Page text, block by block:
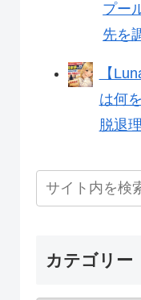
プー
先を
【
は何
脱退
カテゴリー